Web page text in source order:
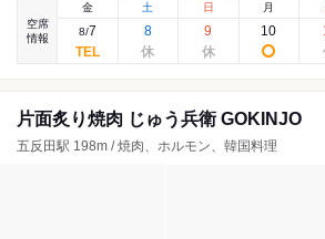
空席
情報
金
8/7
土
8
日
9
月
10
片面炙り焼肉 じゅう兵衛 GOKINJO
五反田駅 198m / 焼肉、ホルモン、韓国料理